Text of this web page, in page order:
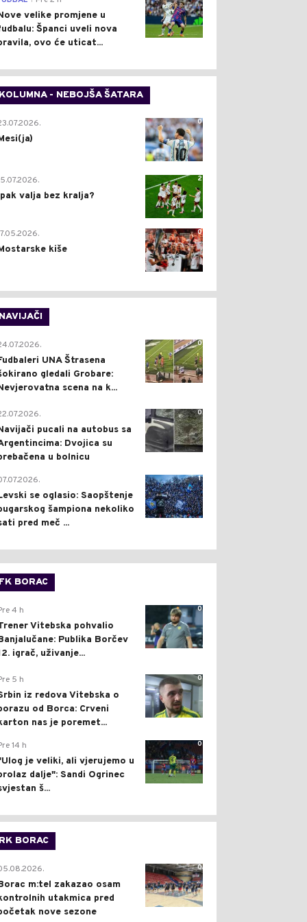
velike promjene u
Španci uveli nova
ovo će uticat...
KOLUMNA - NEBOJŠA ŠATARA
0
2
valja bez kralja?
0
kiše
NAVIJAČI
0
UNA Štrasena
gledali Grobare:
scena na k...
0
pucali na autobus sa
Dvojica su
u bolnicu
1
se oglasio: Saopštenje
šampiona nekoliko
pred meč ...
FK BORAC
0
4 h
Vitebska pohvalio
Publika Borčev
igrač, uživanje...
0
5 h
iz redova Vitebska o
od Borca: Crveni
nas je poremet...
0
14 h
je veliki, ali vjerujemo u
dalje": Sandi Ogrinec
š...
RK BORAC
0
m:tel zakazao osam
utakmica pred
nove sezone